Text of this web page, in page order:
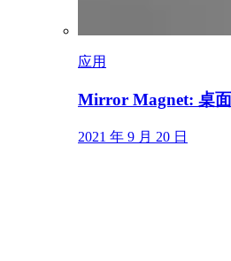
应用
Mirror Magnet: 桌
2021 年 9 月 20 日